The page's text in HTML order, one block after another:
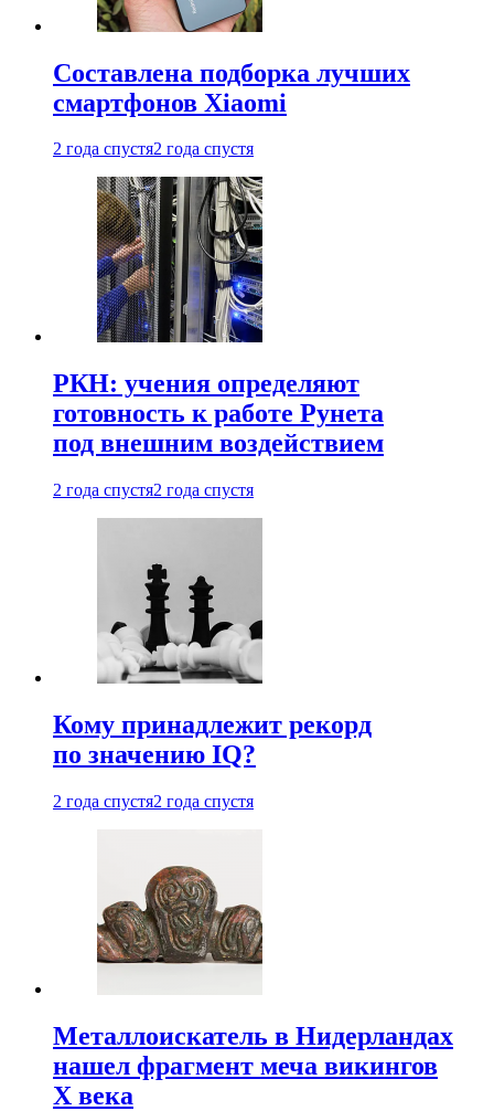
Составлена подборка лучших
смартфонов Xiaomi
2 года спустя2 года спустя
РКН: учения определяют
готовность к работе Рунета
под внешним воздействием
2 года спустя2 года спустя
Кому принадлежит рекорд
по значению IQ?
2 года спустя2 года спустя
Металлоискатель в Нидерландах
нашел фрагмент меча викингов
X века